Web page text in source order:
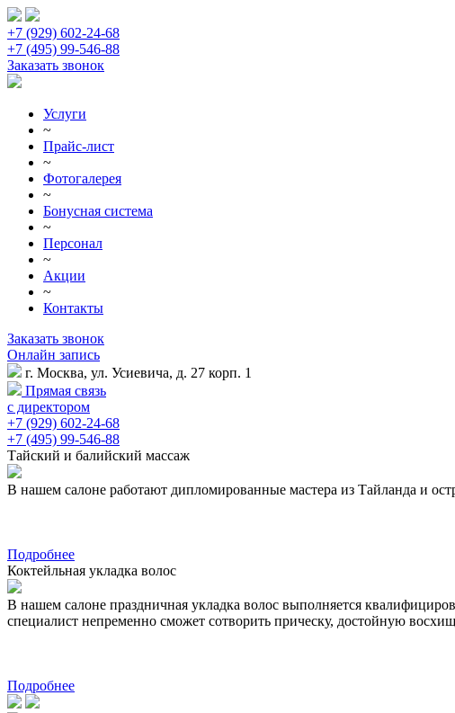
+7 (929) 602-24-68
+7 (495) 99-546-88
Заказать звонок
Услуги
~
Прайс-лист
~
Фотогалерея
~
Бонусная система
~
Персонал
~
Акции
~
Контакты
Заказать звонок
Онлайн запись
г. Москва, ул. Усиевича, д. 27 корп. 1
Прямая связь
с директором
+7 (929) 602-24-68
+7 (495) 99-546-88
Тайский и балийский массаж
В нашем салоне работают дипломированные мастера из Тайланда и
Подробнее
Коктейльная укладка волос
В нашем салоне праздничная укладка волос выполняется
специалист непременно сможет сотворить прическу, достойную
Подробнее